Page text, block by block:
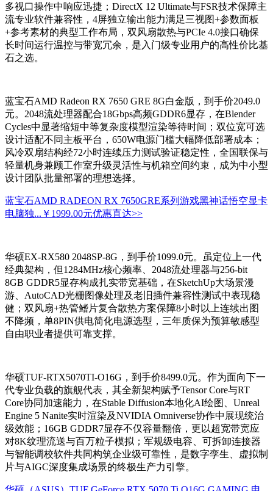
多视口操作中响应迅捷；DirectX 12 Ultimate与FSR技术保障主
流专业软件兼容性，4屏独立输出能力满足三视图+参数面板
+参考素材的典型工作布局，双风扇散热与PCIe 4.0接口确保
长时间运行温控与带宽冗余，是入门级专业用户的高性价比基
石之选。
蓝宝石AMD Radeon RX 7650 GRE 8G白金版，到手价2049.0
元。2048流处理器配合18Gbps高频GDDR6显存，在Blender
Cycles中显著缩短中等复杂度模型渲染等待时间；双位宽可选
设计适配不同主板平台，650W电源门槛大幅降低部署成本；
风冷双扇结构经72小时连续压力测试验证稳定性，全国联保与
轻量机身兼顾工作室升级灵活性与机箱空间约束，成为中小型
设计团队批量部署的理想选择。
蓝宝石AMD RADEON RX 7650GRE系列游戏黑神话悟空显卡
电脑独... ￥1999.00元优惠直达>>
华硕EX-RX580 2048SP-8G，到手价1099.0元。虽定位上一代
经典架构，但1284MHz核心频率、2048流处理器与256-bit
8GB GDDR5显存构成扎实带宽基础，在SketchUp大场景漫
游、AutoCAD光栅图像处理及老旧插件兼容性测试中表现稳
健；双风扇+热管鳍片复合散热方案保障8小时以上连续出图
不降频，单8PIN供电简化电源选型，三年质保为预算敏感型
自由职业者提供可靠支撑。
华硕TUF-RTX5070TI-O16G，到手价8499.0元。作为面向下一
代专业负载的旗舰代表，其全新架构赋予Tensor Core与RT
Core协同加速能力，在Stable Diffusion本地化AI绘图、Unreal
Engine 5 Nanite实时渲染及NVIDIA Omniverse协作中展现统治
级效能；16GB GDDR7显存不仅容量翻倍，更以超宽带宽应
对8K纹理流送与百万粒子模拟；军规级电容、可拆卸连接器
与智能调校软件共同构筑企业级可靠性，是数字孪生、虚拟制
片与AIGC深度集成场景的终极生产力引擎。